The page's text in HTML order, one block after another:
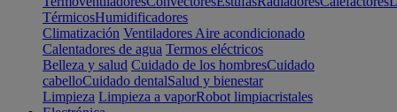
TérmicosHumidificadores
Climatización Ventiladores Aire acondicionado
Calentadores de agua Termos eléctricos
Belleza y salud Cuidado de los hombresCuidado
cabelloCuidado dentalSalud y bienestar
Limpieza Limpieza a vaporRobot limpiacristales